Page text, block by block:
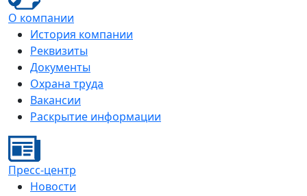
О компании
История компании
Реквизиты
Документы
Охрана труда
Вакансии
Раскрытие информации
Пресс-центр
Новости